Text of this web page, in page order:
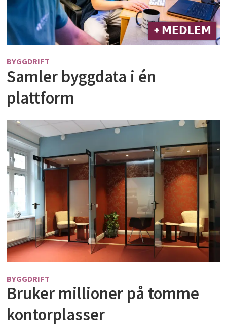
+ 𝗠𝗘𝗗𝗟𝗘𝗠
BYGGDRIFT
Samler byggdata i én
plattform
BYGGDRIFT
Bruker millioner på tomme
kontorplasser